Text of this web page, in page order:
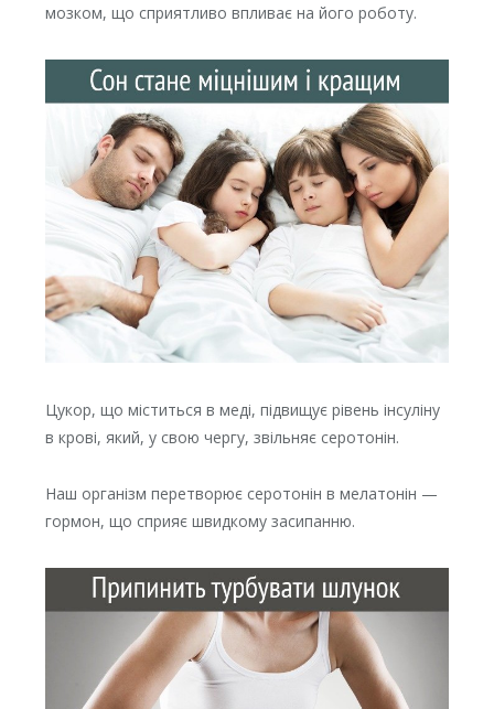
мозком, що сприятливо впливає на його роботу.
Цукор, що міститься в меді, підвищує рівень інсуліну
в крові, який, у свою чергу, звільняє серотонін.
Наш організм перетворює серотонін в мелатонін —
гормон, що сприяє швидкому засипанню.